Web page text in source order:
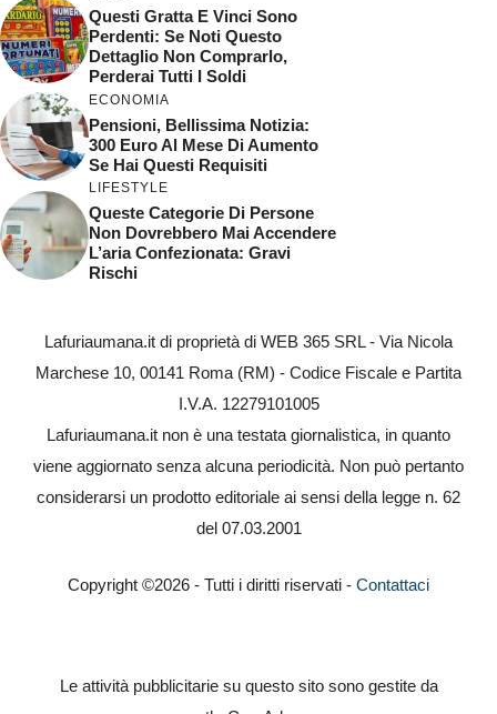
Questi Gratta E Vinci Sono
Perdenti: Se Noti Questo
Dettaglio Non Comprarlo,
Perderai Tutti I Soldi
ECONOMIA
Pensioni, Bellissima Notizia:
300 Euro Al Mese Di Aumento
Se Hai Questi Requisiti
LIFESTYLE
Queste Categorie Di Persone
Non Dovrebbero Mai Accendere
L’aria Confezionata: Gravi
Rischi
Lafuriaumana.it di proprietà di WEB 365 SRL - Via Nicola
Marchese 10, 00141 Roma (RM) - Codice Fiscale e Partita
I.V.A. 12279101005
Lafuriaumana.it non è una testata giornalistica, in quanto
viene aggiornato senza alcuna periodicità. Non può pertanto
considerarsi un prodotto editoriale ai sensi della legge n. 62
del 07.03.2001
Copyright ©2026 - Tutti i diritti riservati - Contattaci
Le attività pubblicitarie su questo sito sono gestite da